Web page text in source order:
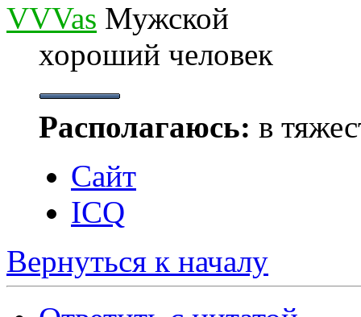
VVVas
хороший человек
Располагаюсь: в
Сайт
ICQ
Вернуться к началу